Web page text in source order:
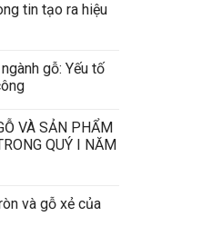
tin tạo ra hiệu
gỗ: Yếu tố
VÀ SẢN PHẨM
QUÝ I NĂM
và gỗ xẻ của